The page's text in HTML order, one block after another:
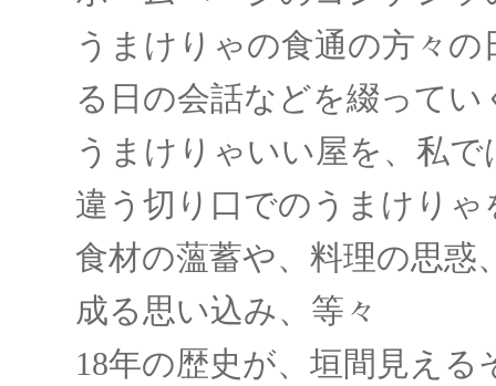
うまけりゃの食通の方々
る日の会話などを綴って
うまけりゃいい屋を、私
違う切り口でのうまけり
食材の薀蓄や、料理の思惑
成る思い込み、等々
18年の歴史が、垣間見え